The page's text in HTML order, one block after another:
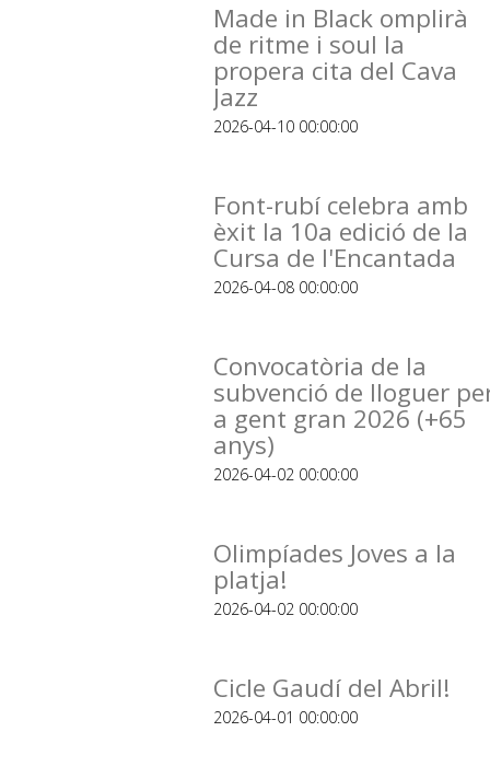
Made in Black omplirà
de ritme i soul la
propera cita del Cava
Jazz
2026-04-10 00:00:00
Font-rubí celebra amb
èxit la 10a edició de la
Cursa de l'Encantada
2026-04-08 00:00:00
Convocatòria de la
subvenció de lloguer
a gent gran 2026 (+65
anys)
2026-04-02 00:00:00
Olimpíades Joves a la
platja!
2026-04-02 00:00:00
Cicle Gaudí del Abril!
2026-04-01 00:00:00